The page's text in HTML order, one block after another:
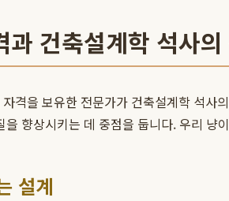
과 건축설계학 석사
자격을 보유한 전문가가 건축설계학 석사
향상시키는 데 중점을 둡니다. 우리
설계